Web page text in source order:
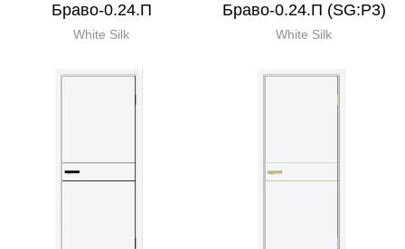
Браво-0.24.П
White Silk
Браво-0.24.П (SG:P3)
White Silk